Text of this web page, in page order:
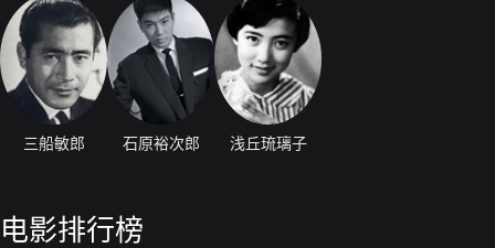
三船敏郎 石原裕次郎 浅丘琉璃子
电影排行榜